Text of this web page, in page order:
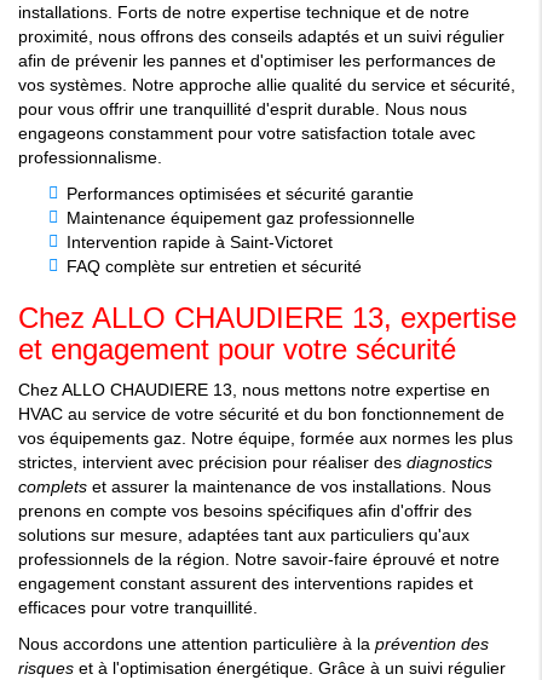
installations. Forts de notre expertise technique et de notre
proximité, nous offrons des conseils adaptés et un suivi régulier
afin de prévenir les pannes et d'optimiser les performances de
vos systèmes. Notre approche allie qualité du service et sécurité,
pour vous offrir une tranquillité d'esprit durable. Nous nous
engageons constamment pour votre satisfaction totale avec
professionnalisme.
Performances optimisées et sécurité garantie
Maintenance équipement gaz professionnelle
Intervention rapide à Saint-Victoret
FAQ complète sur entretien et sécurité
Chez ALLO CHAUDIERE 13, expertise
et engagement pour votre sécurité
Chez ALLO CHAUDIERE 13, nous mettons notre expertise en
HVAC au service de votre sécurité et du bon fonctionnement de
vos équipements gaz. Notre équipe, formée aux normes les plus
strictes, intervient avec précision pour réaliser des diagnostics
complets et assurer la maintenance de vos installations. Nous
prenons en compte vos besoins spécifiques afin d'offrir des
solutions sur mesure, adaptées tant aux particuliers qu'aux
professionnels de la région. Notre savoir-faire éprouvé et notre
engagement constant assurent des interventions rapides et
efficaces pour votre tranquillité.
Nous accordons une attention particulière à la prévention des
risques et à l'optimisation énergétique. Grâce à un suivi régulier